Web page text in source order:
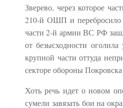
Зверево, через которое
210-й ОШП и перебросило
части 2-й армии ВС РФ
от безысходности
крупной части оттуда
секторе обороны
Хоть речь идет о новом
сумели завязать бои на